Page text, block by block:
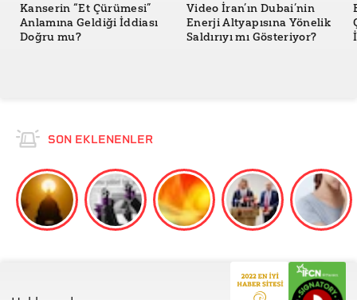
Kanserin “Et Çürümesi”
Anlamına Geldiği İddiası
Doğru mu?
Video İran’ın Dubai’nin
Enerji Altyapısına Yönelik
Saldırıyı mı Gösteriyor?
SON EKLENENLER